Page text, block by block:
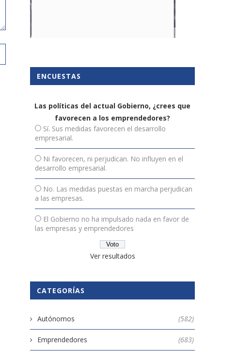
ENCUESTAS
Las políticas del actual Gobierno, ¿crees que
favorecen a los emprendedores?
Sí. Sus medidas favorecen el desarrollo
empresarial.
Ni favorecen, ni perjudican. No influyen en el
desarrollo empresarial.
No. Las medidas puestas en marcha perjudican
a las empresas.
El Gobierno no ha impulsado nada en favor de
las empresas y emprendedores
Ver resultados
CATEGORÍAS
Autónomos (582)
Emprendedores (683)